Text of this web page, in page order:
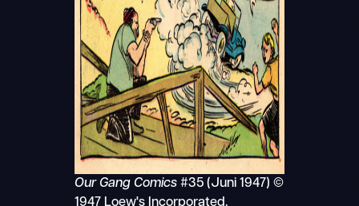
Our Gang Comics#35 (Juni 1947) ©
1947 Loew's Incorporated.